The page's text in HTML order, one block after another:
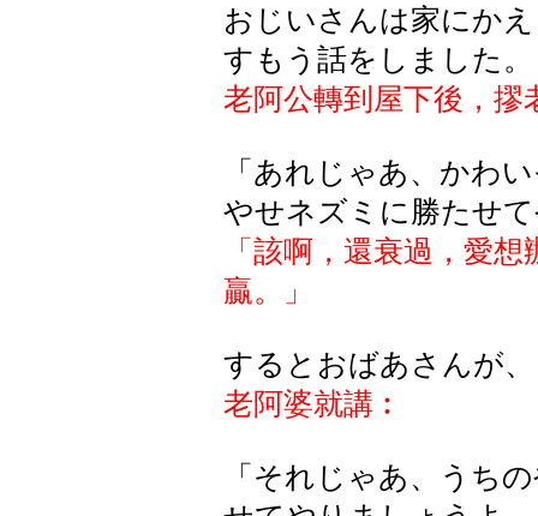
おじいさんは家にか
すもう話をしました。
老阿公轉到 屋下後，摎
「あれじゃあ、かわ
やせネズミに勝たせ
「該啊，還衰過，愛
贏。
」
するとおばあさんが、
老阿婆就講︰
「それじゃあ、うち